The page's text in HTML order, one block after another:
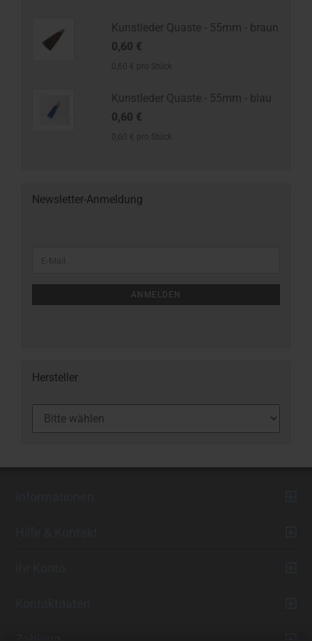
Kunstleder Quaste - 55mm - braun
0,60 €
Kunstleder Quaste - 55mm - blau
0,60 €
Newsletter-Anmeldung
ANMELDEN
Hersteller